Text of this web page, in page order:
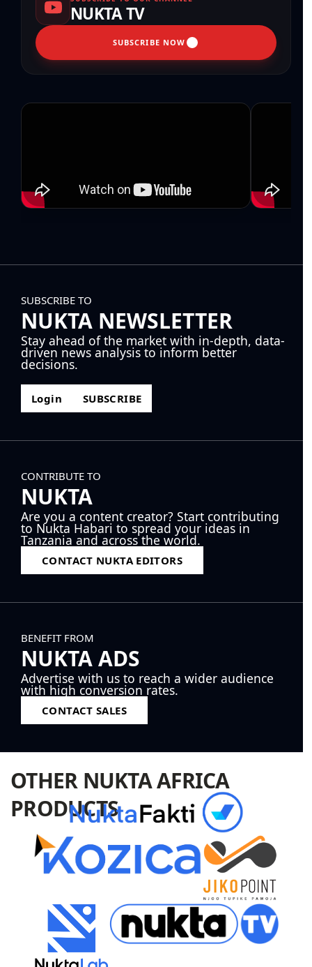
NUKTA TV
SUBSCRIBE NOW
SUBSCRIBE TO
NUKTA NEWSLETTER
Stay ahead of the market with in-depth, data-
driven news analysis to inform better
decisions.
Login SUBSCRIBE
CONTRIBUTE TO
NUKTA
Are you a content creator? Start contributing
to Nukta Habari to spread your ideas in
Tanzania and across the world.
CONTACT NUKTA EDITORS
BENEFIT FROM
NUKTA ADS
Advertise with us to reach a wider audience
with high conversion rates.
CONTACT SALES
OTHER NUKTA AFRICA
PRODUCTS